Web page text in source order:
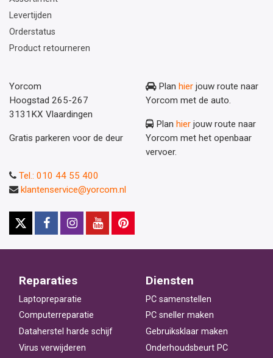
Levertijden
Orderstatus
Product retourneren
Yorcom
Hoogstad 265-267
3131KX Vlaardingen
Gratis parkeren voor de deur
Plan hier jouw route naar
Yorcom met de auto.
Plan hier jouw route naar
Yorcom met het openbaar
vervoer.
Tel.: 010 44 55 400
klantenservice@yorcom.nl
Reparaties
Laptopreparatie
Computerreparatie
Dataherstel harde schijf
Virus verwijderen
Diensten
PC samenstellen
PC sneller maken
Gebruiksklaar maken
Onderhoudsbeurt PC